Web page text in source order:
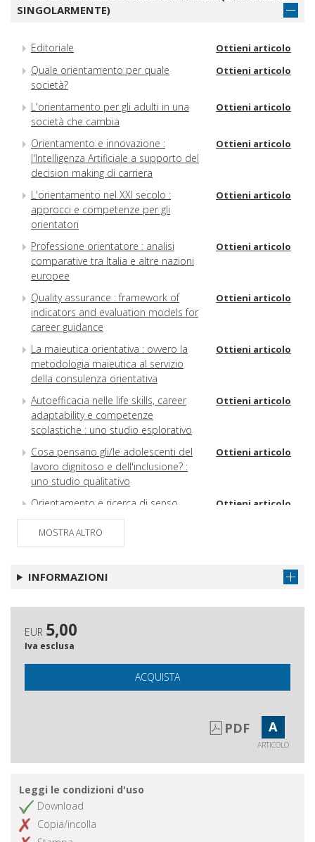
SINGOLARMENTE)
Editoriale Ottieni articolo
Quale orientamento per quale
società?
Ottieni articolo
L'orientamento per gli adulti in una
società che cambia
Ottieni articolo
Orientamento e innovazione :
l'Intelligenza Artificiale a supporto del
decision making di carriera
Ottieni articolo
L'orientamento nel XXI secolo :
approcci e competenze per gli
orientatori
Ottieni articolo
Professione orientatore : analisi
comparative tra Italia e altre nazioni
europee
Ottieni articolo
Quality assurance : framework of
indicators and evaluation models for
career guidance
Ottieni articolo
La maieutica orientativa : ovvero la
metodologia maieutica al servizio
della consulenza orientativa
Ottieni articolo
Autoefficacia nelle life skills, career
adaptability e competenze
scolastiche : uno studio esplorativo
Ottieni articolo
Cosa pensano gli/le adolescenti del
lavoro dignitoso e dell'inclusione? :
uno studio qualitativo
Ottieni articolo
Orientamento e ricerca di senso Ottieni articolo
carriera
MOSTRA ALTRO
INFORMAZIONI
EUR 5,00
Iva esclusa
ACQUISTA
PDF A
ARTICOLO
Leggi le condizioni d'uso
Download
Copia/incolla